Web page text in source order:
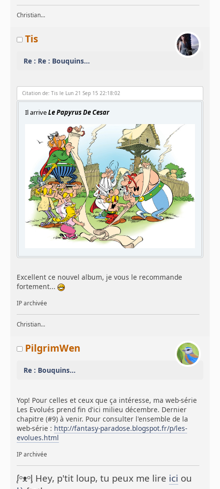
Christian...
Tis
Re : Re : Bouquins...
Citation de: Tis le Lun 21 Sep 15 22:18:02
Il arriveLe Papyrus De Cesar
Excellent ce nouvel album, je vous le recommande
fortement...
IP archivée
Christian...
PilgrimWen
Re : Bouquins...
Yop! Pour celles et ceux que ça intéresse, ma web-série
Les Evolués prend fin d'ici milieu décembre. Dernier
chapitre (#9) à venir. Pour consulter l'ensemble de la
web-série : http://fantasy-paradose.blogspot.fr/p/les-
evolues.html
IP archivée
ᶘᵒᴥᵒᶅ Hey, p'tit loup, tu peux me lire ici ou